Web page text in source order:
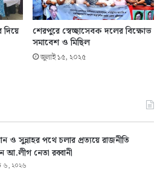
শেরপুরে স্বেচ্ছাসেবক দলের বিক্ষোভ
সমাবেশ ও মিছিল
জুলাই ১৫, ২০২৫
সুন্নাহর পথে চলার প্রত্যয়ে রাজনীতি
আ.লীগ নেতা রব্বানী
৬, ২০২৬